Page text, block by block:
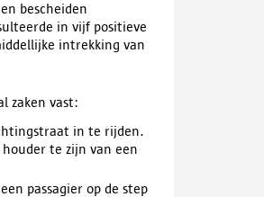
bescheiden
in vijf positieve
intrekking van
zaken vast:
in te rijden.
te zijn van een
passagier op de step